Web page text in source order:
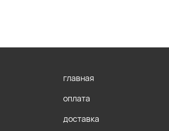
главная
оплата
доставка